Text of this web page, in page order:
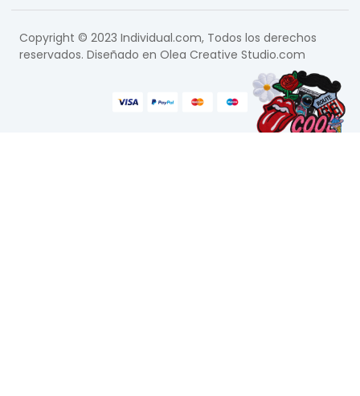
Copyright © 2023 Individual.com, Todos los derechos
reservados. Diseñado en Olea Creative Studio.com